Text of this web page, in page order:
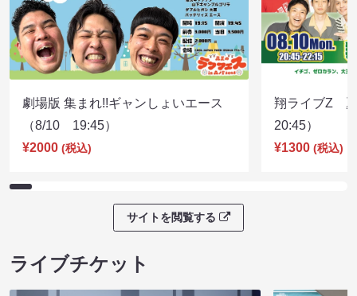
劇場版 集まれ!!ギャンしょいエース
（8/10 19:45）
¥2000 (税込)
翔ライブZ
20:45）
¥1300 (税込)
サイトを閲覧する
ライブチケット